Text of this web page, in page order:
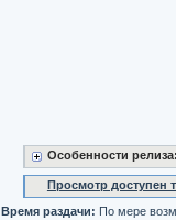
Особенности релиза:
Просмотр доступен
Время раздачи: По мере